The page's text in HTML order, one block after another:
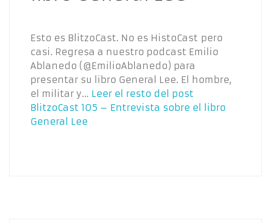
Esto es BlitzoCast. No es HistoCast pero
casi. Regresa a nuestro podcast Emilio
Ablanedo (@EmilioAblanedo) para
presentar su libro General Lee. El hombre,
el militar y… Leer el resto del post
BlitzoCast 105 – Entrevista sobre el libro
General Lee